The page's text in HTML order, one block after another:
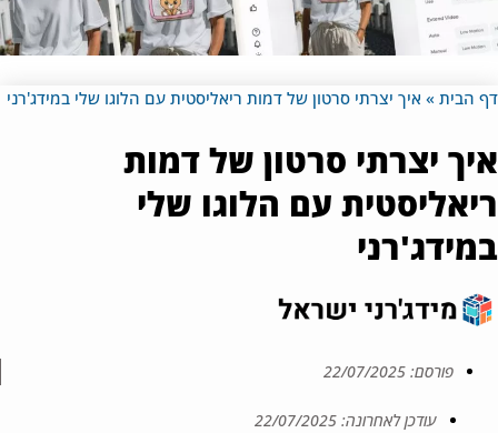
הבית» איך יצרתי סרטון של דמות ריאליסטית עם הלוגו שלי במידג'רני
יצרתי סרטון של דמות
עם הלוגו שלי
פורסם: 22/07/2025
עודכן לאחרונה: 22/07/2025